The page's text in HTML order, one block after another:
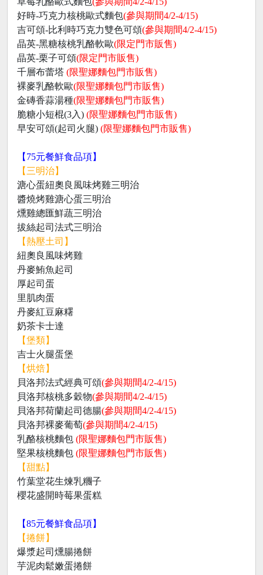
好時-巧克力核桃歐式麵包(參與期間4/2-4/15)
吉可頌-比利時巧克力雙色可頌(參與期間4/2-4/15)
晶英-黑糖核桃乳酪軟歐(限定門市販售)
晶英-栗子可頌(限定門市販售)
千層布蕾塔 (限聖娜麵包門市販售)
裸麥乳酪軟歐(限聖娜麵包門市販售)
金磚香蒜湯種(限聖娜麵包門市販售)
脆糖小短棍(3入) (限聖娜麵包門市販售)
早安可頌(起司火腿) (限聖娜麵包門市販售)
【75元餐鮮食品項】
【三明治】
溏心蛋紐奧良風味烤雞三明治
醬燒烤雞溏心蛋三明治
燻雞總匯鮮蔬三明治
拔絲起司法式三明治
【熱壓土司】
紐奧良風味烤雞
丹麥鮪魚起司
厚起司蛋
里肌肉蛋
丹麥紅豆麻糬
奶茶卡士達
【堡類】
吉士火腿蛋堡
【烘焙】
貝洛邦法式經典可頌(參與期間4/2-4/15)
貝洛邦核桃多穀物(參與期間4/2-4/15)
貝洛邦荷蘭起司德腸(參與期間4/2-4/15)
貝洛邦裸麥葡萄(參與期間4/2-4/15)
乳酪核桃麵包 (限聖娜麵包門市販售)
堅果核桃麵包 (限聖娜麵包門市販售)
【甜點】
竹葉堂花生煉乳糰子
櫻花盛開時莓果蛋糕
【85元餐鮮食品項】
【捲餅】
爆漿起司燻腸捲餅
芋泥肉鬆嫩蛋捲餅